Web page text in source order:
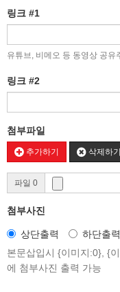
링크 #1
유튜브, 비메오 등 동영상 공
링크 #2
첨부파일
추가하기 삭제하기
파일 0
첨부사진
상단출력 하단출력
본문삽입시 {이미지:0}, {
에 첨부사진 출력 가능